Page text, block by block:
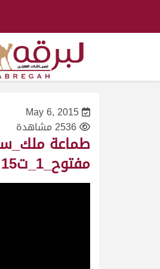
May 6, 2015
2536 مشاهدة
مفتوح_1_ت7:59:15 ت(19/12/2010)